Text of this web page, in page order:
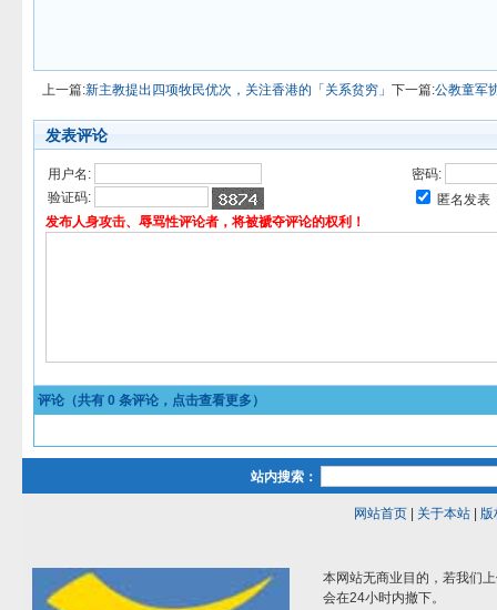
上一篇:新主教提出四项牧民优次，关注香港的「关系贫穷」 下一篇:公教童军
发表评论
用户名:
密码:
验证码:
匿名发表
发布人身攻击、辱骂性评论者，将被褫夺评论的权利！
评论（共有 0 条评论，点击查看更多）
站内搜索：
网站首页| 关于本站| 版
本网站无商业目的，若我们
会在24小时内撤下。